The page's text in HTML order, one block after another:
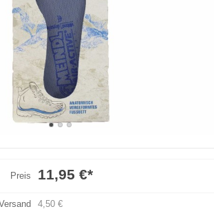
Preis 11,95 €*
4,50 €